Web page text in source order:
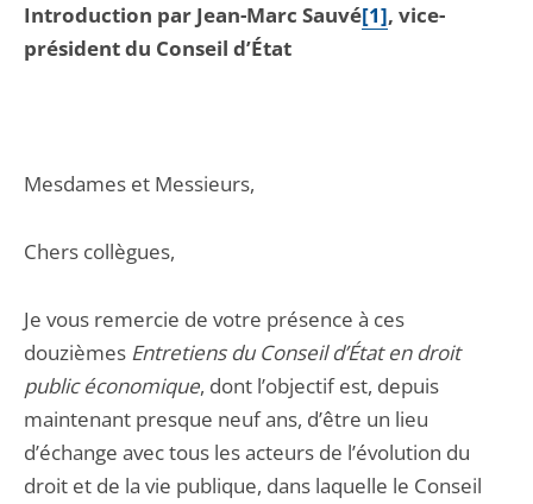
Introduction par Jean-Marc Sauvé[1], vice-
président du Conseil d’État
Mesdames et Messieurs,
Chers collègues,
Je vous remercie de votre présence à ces
douzièmes Entretiens du Conseil d’État en droit
public économique, dont l’objectif est, depuis
maintenant presque neuf ans, d’être un lieu
d’échange avec tous les acteurs de l’évolution du
droit et de la vie publique, dans laquelle le Conseil